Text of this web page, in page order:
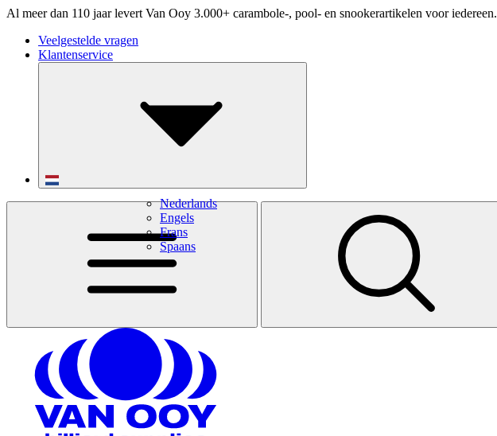
Al meer dan 110 jaar levert Van Ooy 3.000+ carambole-, pool- en snookerartikelen voor iedereen.
Veelgestelde vragen
Klantenservice
Nederlands
Engels
Frans
Spaans